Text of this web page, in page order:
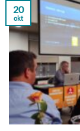
20
okt